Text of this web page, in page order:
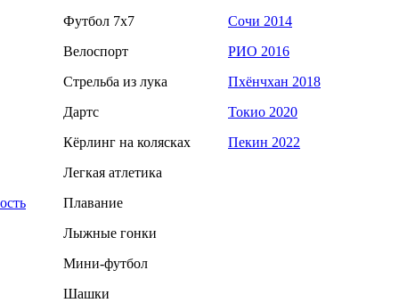
Футбол 7х7
Велоспорт
Стрельба из лука
Дартс
Кёрлинг на колясках
Легкая атлетика
Плавание
Лыжные гонки
Мини-футбол
Шашки
Сочи 2014
РИО 2016
Пхёнчхан 2018
Токио 2020
Пекин 2022